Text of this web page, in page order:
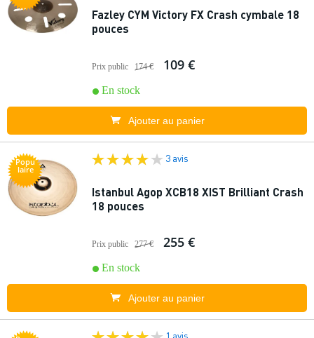
Fazley CYM Victory FX Crash cymbale 18
pouces
Prix public 174 € 109 €
En stock
Ajouter au panier
Popu
laire
3 avis
Istanbul Agop XCB18 XIST Brilliant Crash
18 pouces
Prix public 277 € 255 €
En stock
Ajouter au panier
1 avis